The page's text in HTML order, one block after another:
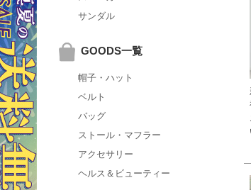
サンダル
GOODS一覧
帽子・ハット
ベルト
バッグ
ストール・マフラー
アクセサリー
ヘルス＆ビューティー